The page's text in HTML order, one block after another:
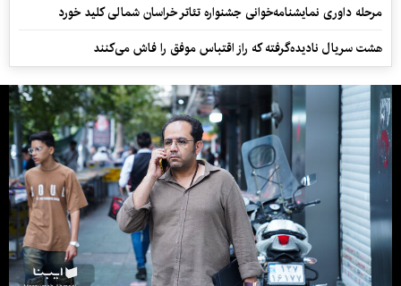
مرحله داوری نمایشنامه‌خوانی جشنواره تئاتر خراسان شمالی کلید خورد
هشت سریال نادیده‌گرفته که راز اقتباس موفق را فاش می‌کنند